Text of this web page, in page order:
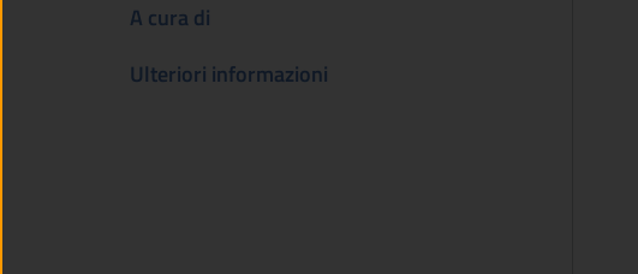
A cura di
Ulteriori informazioni